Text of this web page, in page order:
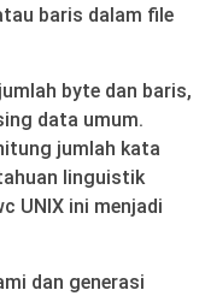
baris dalam file
byte dan baris,
data umum.
jumlah kata
linguistik
UNIX ini menjadi
dan generasi